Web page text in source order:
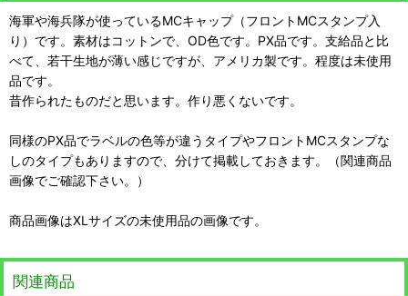
海軍や海兵隊が使っているMCキャップ（フロントMCスタンプ入
り）です。素材はコットンで、OD色です。PX品です。支給品と比
べて、若干生地が薄い感じですが、アメリカ製です。程度は未使用
品です。
昔作られたものだと思います。作り悪くないです。
同様のPX品でラベルの色等が違うタイプやフロントMCスタンプな
しのタイプもありますので、分けて掲載しておきます。（関連商品
画像でご確認下さい。）
商品画像はXLサイズの未使用品の画像です。
関連商品